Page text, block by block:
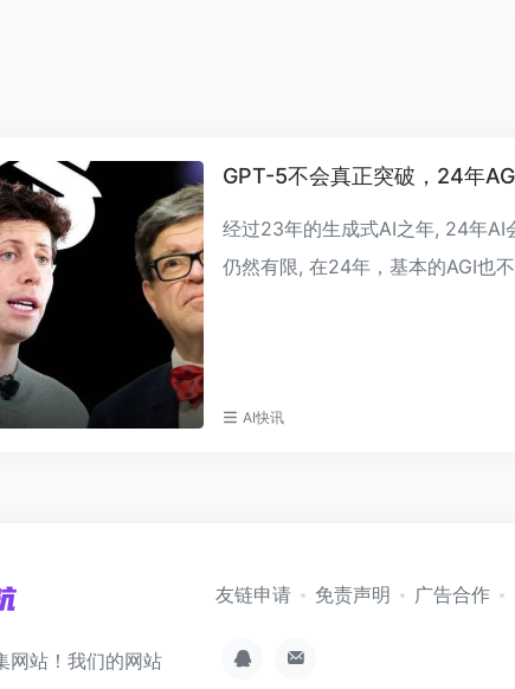
GPT-5不会真正突破，24年
经过23年的生成式AI之年, 24年AI
仍然有限, 在24年，基本的AGI也
AI快讯
网站！我们的网站
友链申请 免责声明 广告合作